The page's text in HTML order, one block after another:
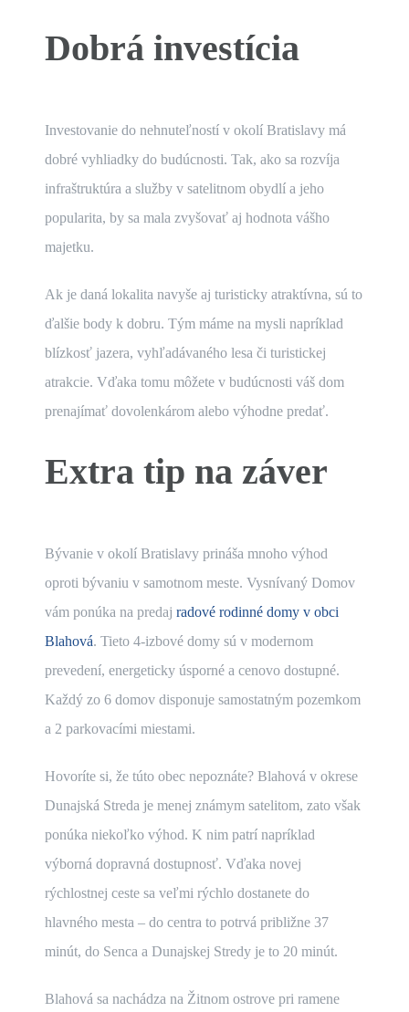
Dobrá investícia
Investovanie do nehnuteľností v okolí Bratislavy má
dobré vyhliadky do budúcnosti. Tak, ako sa rozvíja
infraštruktúra a služby v satelitnom obydlí a jeho
popularita, by sa mala zvyšovať aj hodnota vášho
majetku.
Ak je daná lokalita navyše aj turisticky atraktívna, sú to
ďalšie body k dobru. Tým máme na mysli napríklad
blízkosť jazera, vyhľadávaného lesa či turistickej
atrakcie. Vďaka tomu môžete v budúcnosti váš dom
prenajímať dovolenkárom alebo výhodne predať.
Extra tip na záver
Bývanie v okolí Bratislavy prináša mnoho výhod
oproti bývaniu v samotnom meste. Vysnívaný Domov
vám ponúka na predaj radové rodinné domy v obci
Blahová. Tieto 4-izbové domy sú v modernom
prevedení, energeticky úsporné a cenovo dostupné.
Každý zo 6 domov disponuje samostatným pozemkom
a 2 parkovacími miestami.
Hovoríte si, že túto obec nepoznáte? Blahová v okrese
Dunajská Streda je menej známym satelitom, zato však
ponúka niekoľko výhod. K nim patrí napríklad
výborná dopravná dostupnosť. Vďaka novej
rýchlostnej ceste sa veľmi rýchlo dostanete do
hlavného mesta – do centra to potrvá približne 37
minút, do Senca a Dunajskej Stredy je to 20 minút.
Blahová sa nachádza na Žitnom ostrove pri ramene